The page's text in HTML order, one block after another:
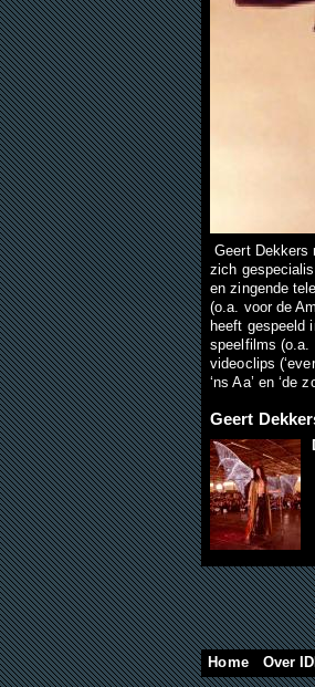
Geert Dekkers
zich
en zingende
(o.a. voor de
heeft gespeeld
speelfilms (o.a.
videoclips
‘ns Aa’ en ‘de
Geert
Home Over